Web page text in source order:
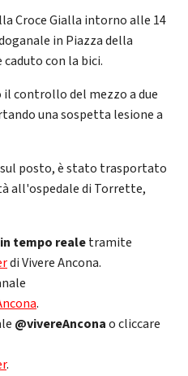
Croce Gialla intorno alle 14
in Piazza della
caduto con la bici.
il controllo del mezzo a due
una sospetta lesione a
posto, è stato trasportato
all'ospedale di Torrette,
in tempo realetramite
di Vivere Ancona.
.
@vivereAnconao cliccare
.